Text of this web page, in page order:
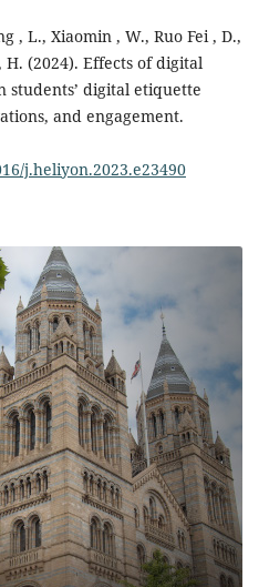
, L., Xiaomin , W., Ruo Fei , D.,
(2024). Effects of digital
students’ digital etiquette
and engagement.
j.heliyon.2023.e23490